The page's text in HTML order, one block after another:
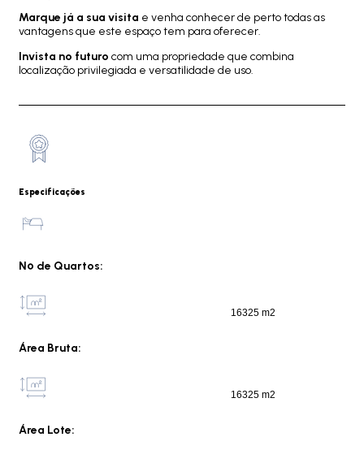
Marque já a sua visita e venha conhecer de perto todas as
vantagens que este espaço tem para oferecer.
Invista no futuro com uma propriedade que combina
localização privilegiada e versatilidade de uso.
Especificações
Nº de Quartos:
Área Bruta:
16325 m2
Área Lote:
16325 m2